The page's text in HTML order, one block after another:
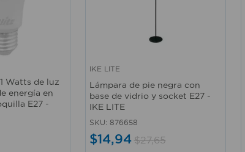
Watts de luz
energía en
E27 -
Vista rápida
IKE LITE
Lámpara de pie negra con
base de vidrio y socket E27 -
IKE LITE
SKU: 876658
$14,94 $27,65